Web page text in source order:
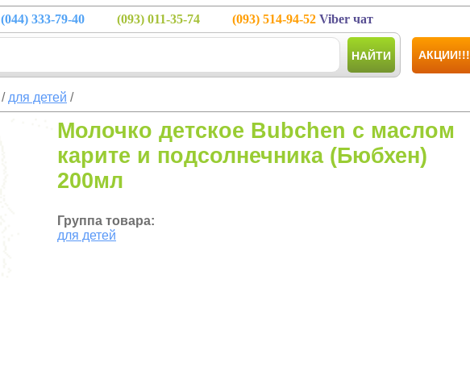
(044) 333-79-40 (093) 011-35-74 (093) 514-94-52 Viber чат
НАЙТИ АКЦИИ!!!
/ для детей /
Молочко детское Bubchen с маслом
карите и подсолнечника (Бюбхен)
200мл
Группа товара:
для детей